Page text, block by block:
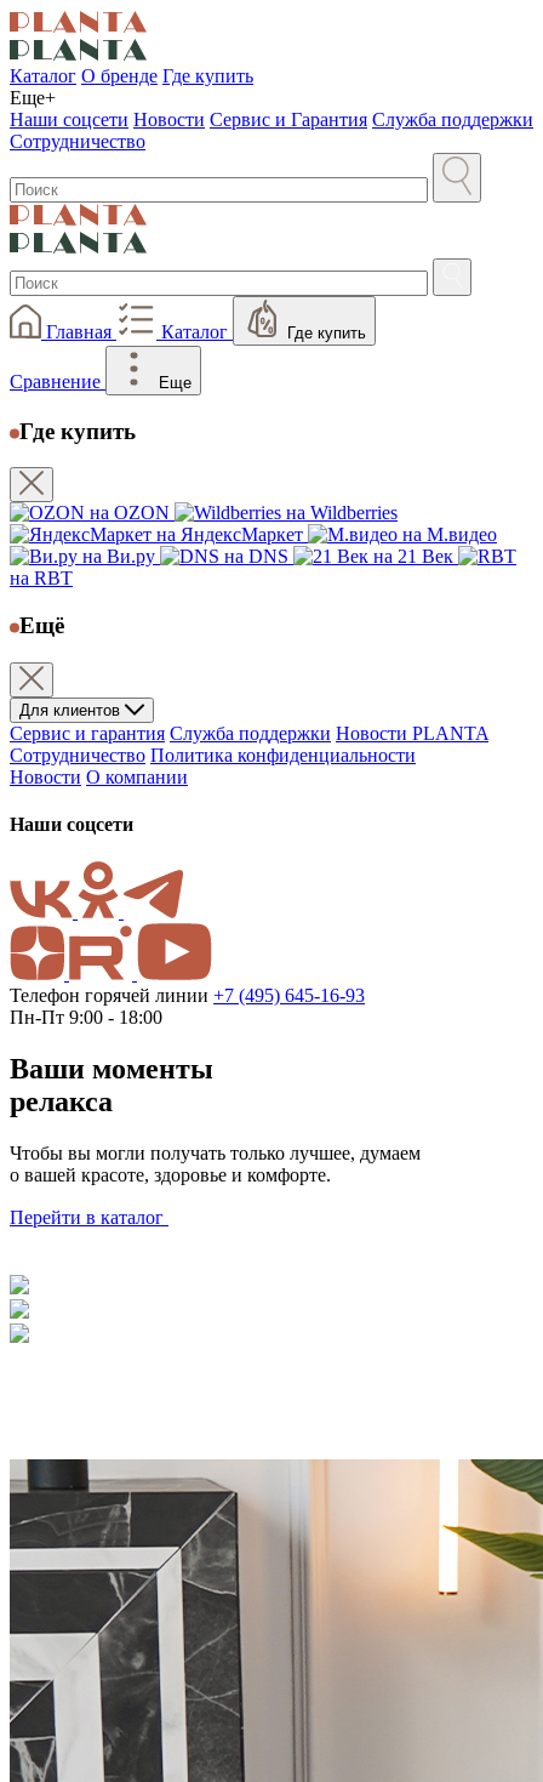
Каталог О бренде Где купить
Еще+
Наши соцсети Новости Сервис и Гарантия Служба поддержки
Сотрудничество
Главная Каталог Где купить
Сравнение Еще
Где купить
на OZON
на Wildberries
на ЯндексМаркет
на М.видео
на Ви.ру
на DNS
на 21 Век
на RBT
Ещё
Для клиентов
Сервис и гарантия Служба поддержки Новости PLANTA
Сотрудничество Политика конфиденциальности
Новости О компании
Наши соцсети
Телефон горячей линии +7 (495) 645-16-93
Пн-Пт 9:00 - 18:00
Ваши моменты
релакса
Чтобы вы могли получать только лучшее, думаем
о вашей красоте, здоровье и комфорте.
Перейти в каталог